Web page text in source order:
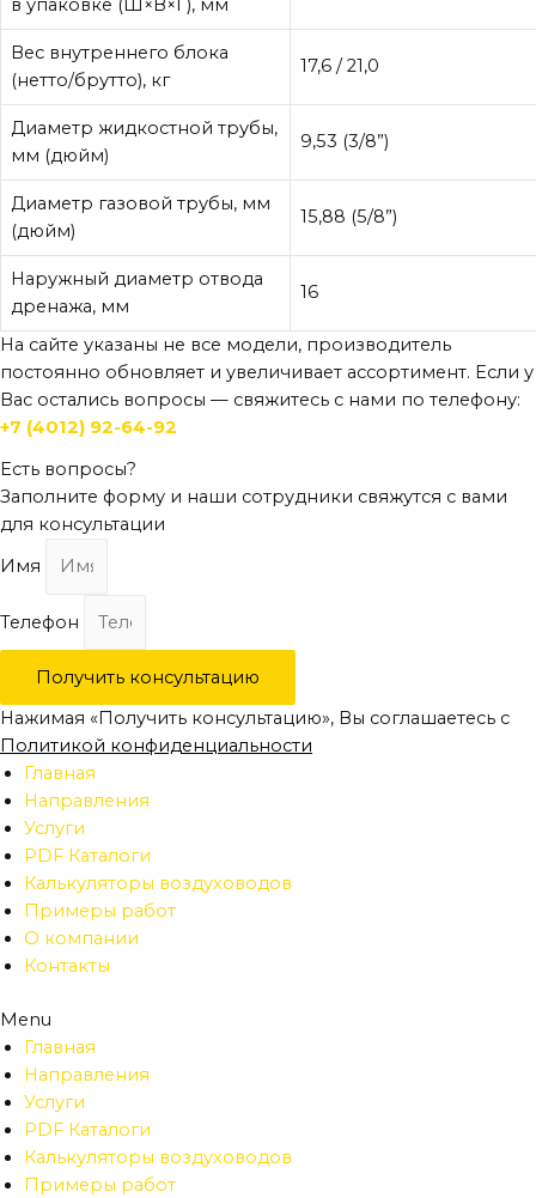
в упаковке (Ш×В×Г), мм
Вес внутреннего блока
(нетто/брутто), кг
17,6 / 21,0
Диаметр жидкостной трубы,
мм (дюйм)
9,53 (3/8”)
Диаметр газовой трубы, мм
(дюйм)
15,88 (5/8”)
Наружный диаметр отвода
дренажа, мм
16
На сайте указаны не все модели, производитель
постоянно обновляет и увеличивает ассортимент. Если у
Вас остались вопросы — свяжитесь с нами по телефону:
+7 (4012) 92-64-92
Есть вопросы?
Заполните форму и наши сотрудники свяжутся с вами
для консультации
Имя
Телефон
Получить консультацию
Нажимая «Получить консультацию», Вы соглашаетесь с
Политикой конфиденциальности
Главная
Направления
Услуги
PDF Каталоги
Калькуляторы воздуховодов
Примеры работ
О компании
Контакты
Menu
Главная
Направления
Услуги
PDF Каталоги
Калькуляторы воздуховодов
Примеры работ